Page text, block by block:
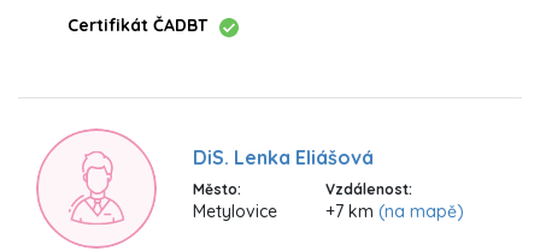
Certifikát ČADBT
DiS. Lenka Eliášová
Město:
Metylovice
Vzdálenost:
+7 km (na mapě)